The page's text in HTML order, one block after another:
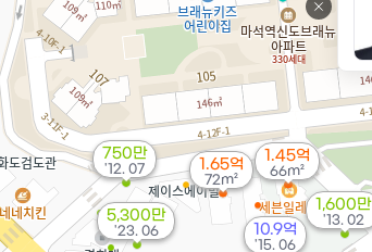
1.65억
72m²
5,300만
'23. 06
1.45억
66m²
10.9억
'15. 06
1,600만
'13. 02
750만
'12. 07